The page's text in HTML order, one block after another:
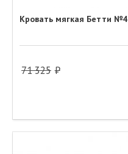
Кровать мягкая Бетти №4
71 325